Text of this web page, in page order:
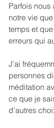
Parfois nous
notre vie
temps et
erreurs qui
J’ai
personnes
méditation
ce que je
d’autres